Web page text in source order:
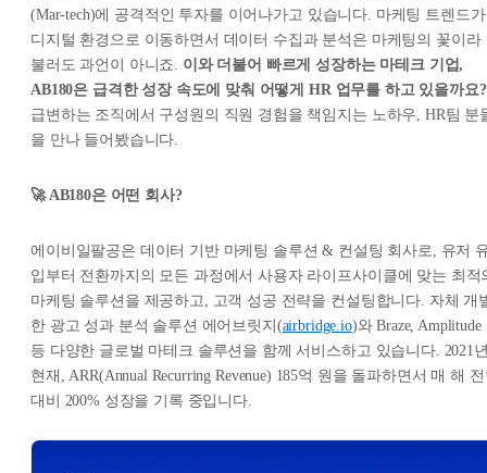
(Mar-tech)에 공격적인 투자를 이어나가고 있습니다. 마케팅 트렌드가
디지털 환경으로 이동하면서 데이터 수집과 분석은 마케팅의 꽃이라
불러도 과언이 아니죠. 이와 더불어 빠르게 성장하는 마테크 기업,
AB180은 급격한 성장 속도에 맞춰 어떻게 HR 업무를 하고 있을까요?
급변하는 조직에서 구성원의 직원 경험을 책임지는 노하우, HR팀 분
을 만나 들어봤습니다.
🚀 AB180은 어떤 회사?
에이비일팔공은 데이터 기반 마케팅 솔루션 & 컨설팅 회사로, 유저
입부터 전환까지의 모든 과정에서 사용자 라이프사이클에 맞는 최적
마케팅 솔루션을 제공하고, 고객 성공 전략을 컨설팅합니다. 자체 개
한 광고 성과 분석 솔루션 에어브릿지(airbridge.io)와 Braze, Amplitude
등 다양한 글로벌 마테크 솔루션을 함께 서비스하고 있습니다. 2021
현재, ARR(Annual Recurring Revenue) 185억 원을 돌파하면서 매 해
대비 200% 성장을 기록 중입니다.